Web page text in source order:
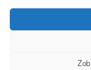
prywatności
Usługi